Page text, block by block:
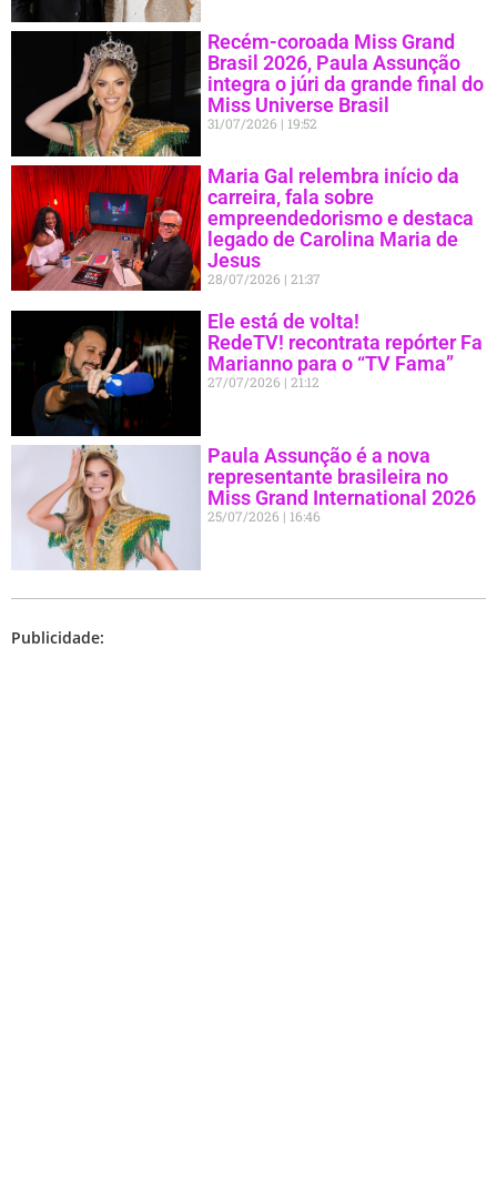
Recém-coroada Miss Grand
Brasil 2026, Paula Assunção
integra o júri da grande final do
Miss Universe Brasil
31/07/2026 19:52
Maria Gal relembra início da
carreira, fala sobre
empreendedorismo e destaca
legado de Carolina Maria de
Jesus
28/07/2026 21:37
Ele está de volta!
RedeTV! recontrata repórter Fa
Marianno para o “TV Fama”
27/07/2026 21:12
Paula Assunção é a nova
representante brasileira no
Miss Grand International 2026
25/07/2026 16:46
Publicidade: